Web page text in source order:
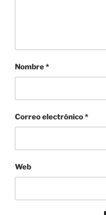
Nombre*
Correo electrónico*
Web